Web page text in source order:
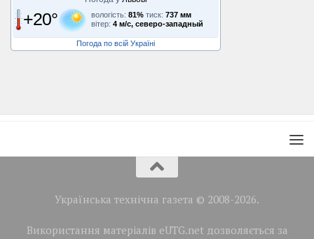
+20° вологість: 81% тиск: 737 мм
вітер: 4 м/с, северо-западный
Погода по всій Україні
Українська технічна газета © 2008-2026.
Використання матеріалів eUTG.net дозволяється за